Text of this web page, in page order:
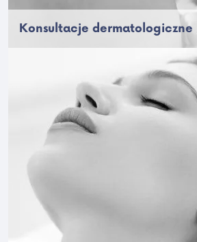
Konsultacje dermatologiczne